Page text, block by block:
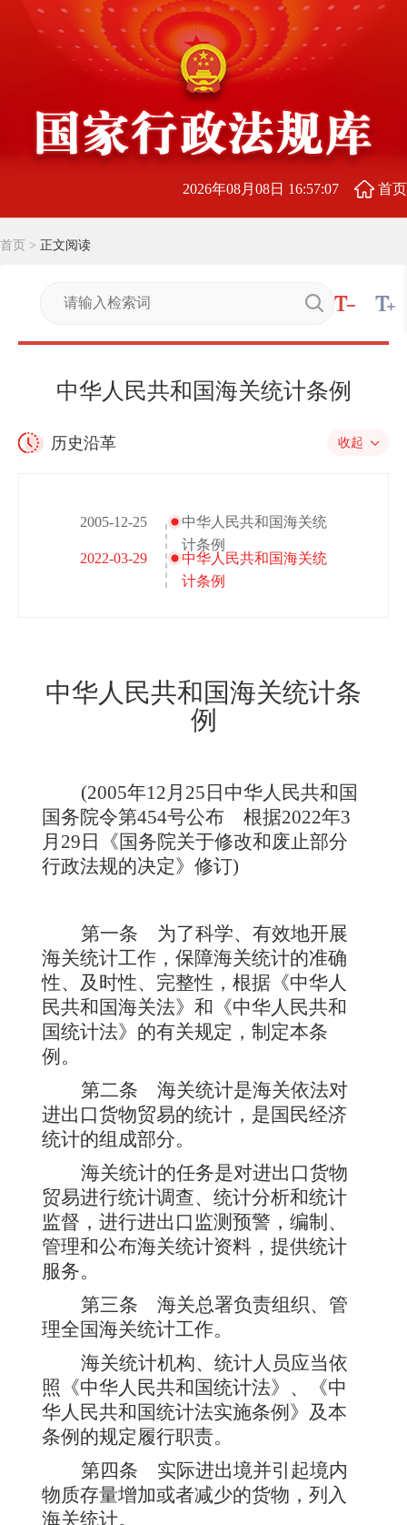
2026年08月08日 16:57:07 首页
首页 > 正文阅读
中华人民共和国海关统计条例
历史沿革 收起
2005-12-25
2022-03-29
中华人民共和国海关统
计条例
中华人民共和国海关统
计条例
中华人民共和国海关统计条
例
(2005年12月25日中华人民共和国
国务院令第454号公布 根据2022年3
月29日《国务院关于修改和废止部分
行政法规的决定》修订)
第一条 为了科学、有效地开展
海关统计工作，保障海关统计的准确
性、及时性、完整性，根据《中华人
民共和国海关法》和《中华人民共和
国统计法》的有关规定，制定本条
例。
第二条 海关统计是海关依法对
进出口货物贸易的统计，是国民经济
统计的组成部分。
海关统计的任务是对进出口货物
贸易进行统计调查、统计分析和统计
监督，进行进出口监测预警，编制、
管理和公布海关统计资料，提供统计
服务。
第三条 海关总署负责组织、管
理全国海关统计工作。
海关统计机构、统计人员应当依
照《中华人民共和国统计法》、《中
华人民共和国统计法实施条例》及本
条例的规定履行职责。
第四条 实际进出境并引起境内
物质存量增加或者减少的货物，列入
海关统计。